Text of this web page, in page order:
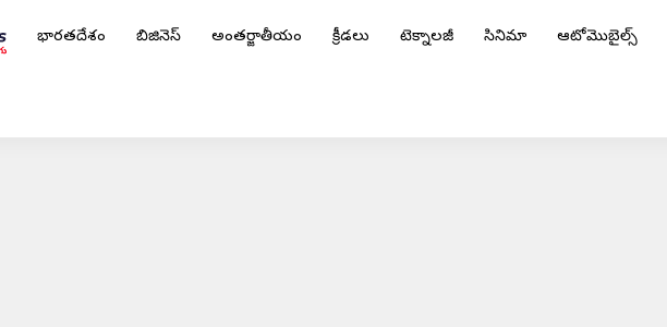
భారతదేశం బిజినెస్ అంతర్జాతీయం క్రీడలు టెక్నాలజీ సినిమా ఆటోమొబైల్స్
భారతదేశంలో 23,500 బుకింగ్‌లను దాటిన మారుతీ-సుజుకి Jimny